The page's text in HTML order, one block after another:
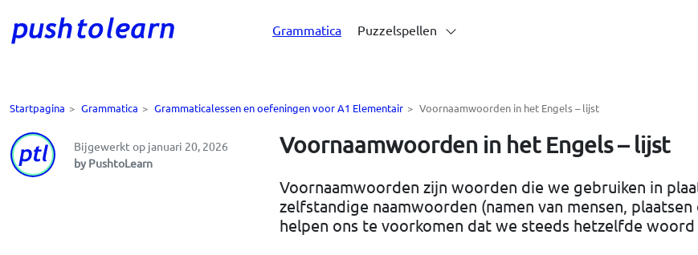
Grammatica Puzzelspellen
Startpagina > Grammatica > Grammaticalessen en oefeningen voor A1 Elementair > Voornaamwoorden in het Engels – lijst
Bijgewerkt op januari 20, 2026
by PushtoLearn
Voornaamwoorden in het Engels – lijst
Voornaamwoorden zijn woorden die we gebruiken in
zelfstandige naamwoorden (namen van mensen,
helpen ons te voorkomen dat we steeds hetzelfde woord